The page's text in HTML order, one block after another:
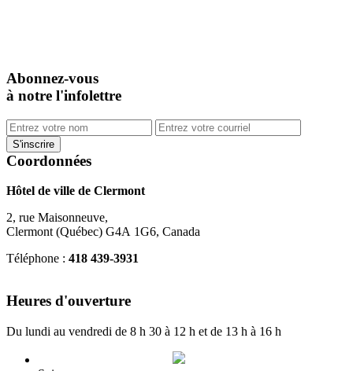
Abonnez-vous
à notre l'infolettre
Coordonnées
Hôtel de ville de Clermont
2, rue Maisonneuve,
Clermont (Québec) G4A 1G6, Canada
Téléphone : 418 439-3931
Heures d'ouverture
Du lundi au vendredi de 8 h 30 à 12 h et de 13 h à 16 h